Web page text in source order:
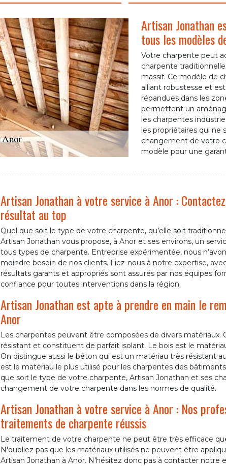
Artisan Jonathan
tous les modèles
Votre charpente peut
charpente
massif. Ce modèle de
alliant robustesse et
répandues dans les
permettent un
les charpentes
les propriétaires qui ne
changement de votre
modèle pour une
Artisan Jonathan à votre service à Anor :
résultat au top
Quel que soit le type de votre charpente, qu’elle soit
Artisan Jonathan vous propose, à Anor et ses environs, un
tous types de charpente. Entreprise expérimentée, nous
moindre besoin de nos clients. Fiez-nous à notre expertise,
résultats garants et appropriés sont assurés par nos équipes
confiance pour toutes interventions dans la région.
Artisan Jonathan est apte à prendre en main le
Anor
Les charpentes peuvent être composées de divers matériaux.
résistant et constituent de parfait isolant. Le bois est le
On distingue aussi le béton qui est un matériau très résistant
est le matériau le plus utilisé pour les charpentes des
que soit le type de votre charpente, Artisan Jonathan et ses
changement de votre charpente dans les normes de qualité.
Artisan Jonathan à votre service à Anor : Nos
traitements de charpente réussis
Le traitement de votre charpente ne peut être très efficace
N'oubliez pas que les matériaux utilisés ne peuvent être
Artisan Jonathan à Anor. N’hésitez donc pas à contacter notre